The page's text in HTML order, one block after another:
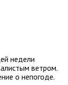
недели
ветром.
о непогоде.